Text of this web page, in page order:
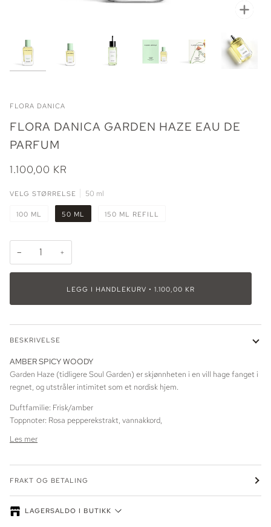
FLORA DANICA
FLORA DANICA GARDEN HAZE EAU DE
PARFUM
1.100,00 KR
VELG STØRRELSE 50 ml
100 ML 50 ML 150 ML REFILL
− +
LEGG I HANDLEKURV • 1.100,00 KR
BESKRIVELSE
AMBER SPICY WOODY
Garden Haze (tidligere Soul Garden) er skjønnheten i en vill hage fanget i
regnet, og utstråler intimitet som et nordisk hjem.
Duftfamilie: Frisk/amber
Toppnoter: Rosa pepperekstrakt, vannakkord,
Les mer
FRAKT OG BETALING
LAGERSALDO I BUTIKK